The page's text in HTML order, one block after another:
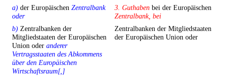
a) der Europäischen Zentralbank
oder
3. Guthaben bei der Europäischen
Zentralbank, bei
b) Zentralbanken der
Mitgliedstaaten der Europäischen
Union oder anderer
Vertragsstaaten des Abkommens
über den Europäischen
Wirtschaftsraum[,]
Zentralbanken der Mitgliedstaaten
der Europäischen Union oder